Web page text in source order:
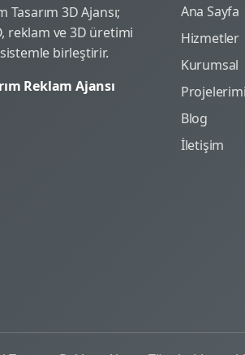
3D Ajansı;
reklam ve 3D üretimi
birleştirir.
Reklam Ajansı
Ana Sayfa
Hizmetler
Kurumsal
Blog
İletişim